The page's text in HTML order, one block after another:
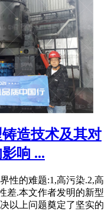
造技术及其对
响 ...
性的难题:1,高污染.2,高
差.本文作者发明的新型
以上问题奠定了坚实的